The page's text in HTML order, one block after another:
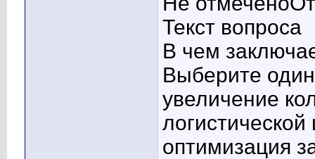
Текст вопроса
В чем
Выберите
увеличение
логистической
оптимизация